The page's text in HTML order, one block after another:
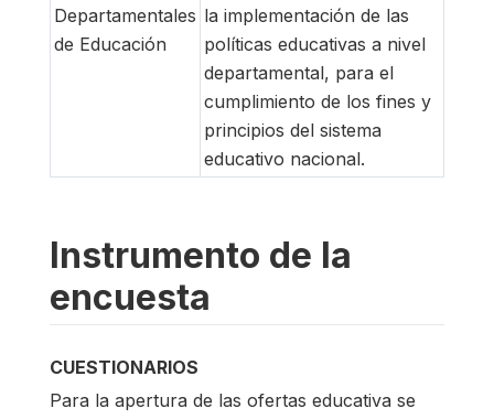
Departamentales
de Educación
la implementación de las
políticas educativas a nivel
departamental, para el
cumplimiento de los fines y
principios del sistema
educativo nacional.
Instrumento de la
encuesta
CUESTIONARIOS
Para la apertura de las ofertas educativa se